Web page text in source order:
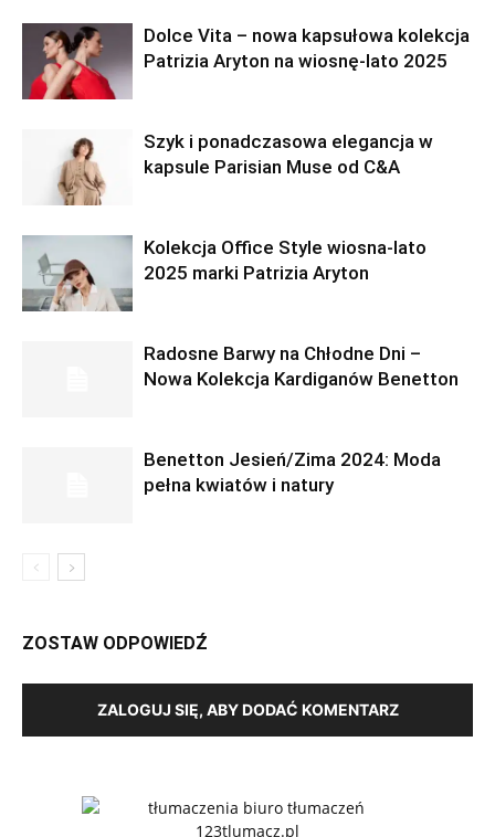
Dolce Vita – nowa kapsułowa kolekcja
Patrizia Aryton na wiosnę-lato 2025
Szyk i ponadczasowa elegancja w
kapsule Parisian Muse od C&A
Kolekcja Office Style wiosna-lato
2025 marki Patrizia Aryton
Radosne Barwy na Chłodne Dni –
Nowa Kolekcja Kardiganów Benetton
Benetton Jesień/Zima 2024: Moda
pełna kwiatów i natury
ZOSTAW ODPOWIEDŹ
ZALOGUJ SIĘ, ABY DODAĆ KOMENTARZ